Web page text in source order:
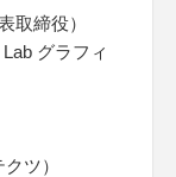
取締役）
グラフィ
ツ）